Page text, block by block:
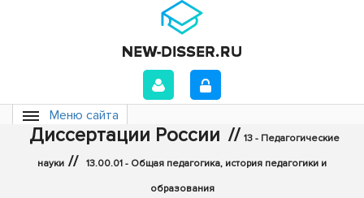
Меню сайта
Диссертации России // 13 - Педагогические
науки // 13.00.01 - Общая педагогика, история педагогики и
образования